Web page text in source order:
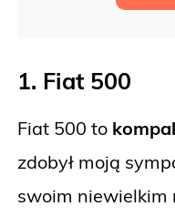
1. Fiat 500
Fiat 500 to
zdobył moją
swoim niewielkim